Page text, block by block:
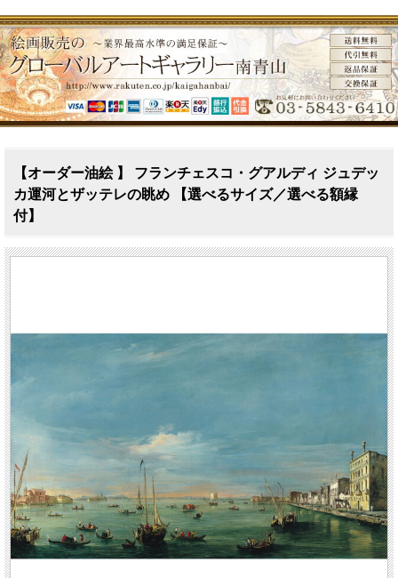
【オーダー油絵 】 フランチェスコ・グアルディ ジュデッ
カ運河とザッテレの眺め 【選べるサイズ／選べる額縁
付】